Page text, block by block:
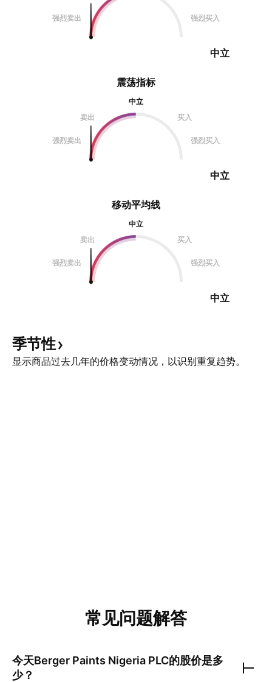
震荡指标
中立
卖出
买入
强烈卖出 强烈买入
中立
强烈卖出 强烈买入
中立
移动平均线
中立
卖出
买入
强烈卖出 强烈买入
中立
季节性
显示商品过去几年的价格变动情况，以识别重复趋势。
常见问题解答
今天Berger Paints Nigeria PLC的股价是多
少？